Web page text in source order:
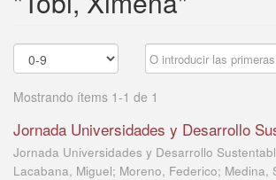
Mostrando ítems 1-1 de 1
Jornada Universidades y Desarrollo
Jornada Universidades y Desarrollo
Lacabana, Miguel; Moreno, Federico; Medina,